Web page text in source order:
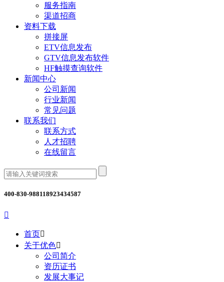
服务指南
渠道招商
资料下载
拼接屏
ETV信息发布
GTV信息发布软件
HF触摸查询软件
新闻中心
公司新闻
行业新闻
常见问题
联系我们
联系方式
人才招聘
在线留言
400-830-988118923434587

首页
关于优色
公司简介
资历证书
发展大事记